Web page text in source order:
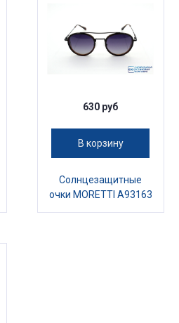
630 руб
В корзину
Солнцезащитные
очки MORETTI A93163